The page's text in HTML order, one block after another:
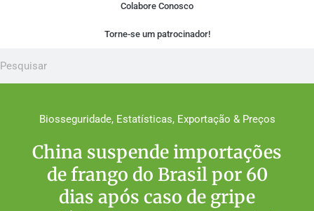
Colabore Conosco
Torne-se um patrocinador!
Biosseguridade, Estatísticas, Exportação & Preços
China suspende importações
de frango do Brasil por 60
dias após caso de gripe